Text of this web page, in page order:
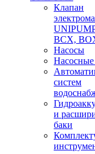
Клапан
BCX,
Насосы
систем
и
баки